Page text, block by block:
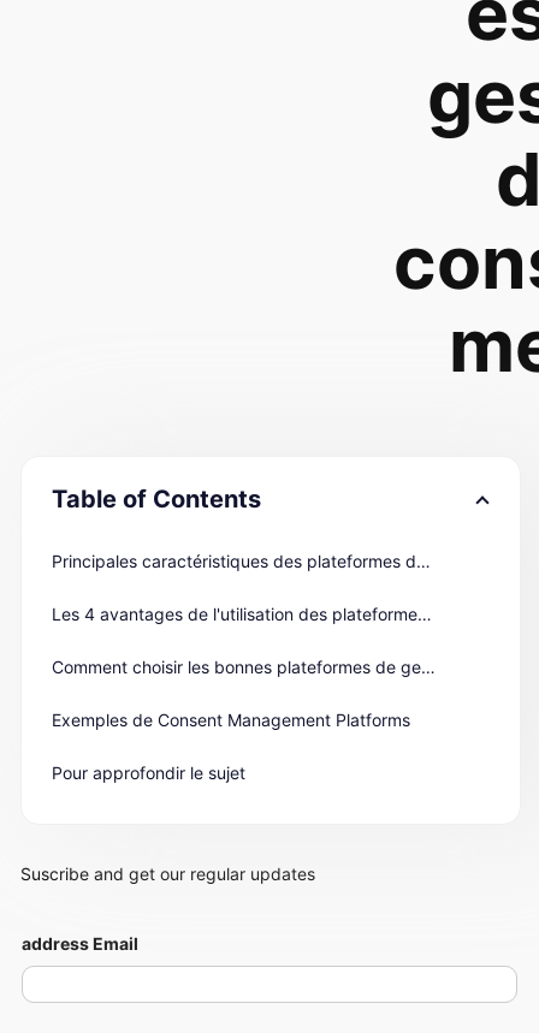
Table of Contents
Principales caractéristiques des plateformes de gestion des consentements
Les 4 avantages de l'utilisation des plateformes de gestion des consentements
Comment choisir les bonnes plateformes de gestion des consentements
Exemples de Consent Management Platforms
Pour approfondir le sujet
Suscribe and get our regular updates
address Email